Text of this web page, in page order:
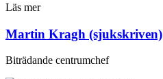
Läs mer
Martin Kragh (sjukskriven)
Biträdande centrumchef